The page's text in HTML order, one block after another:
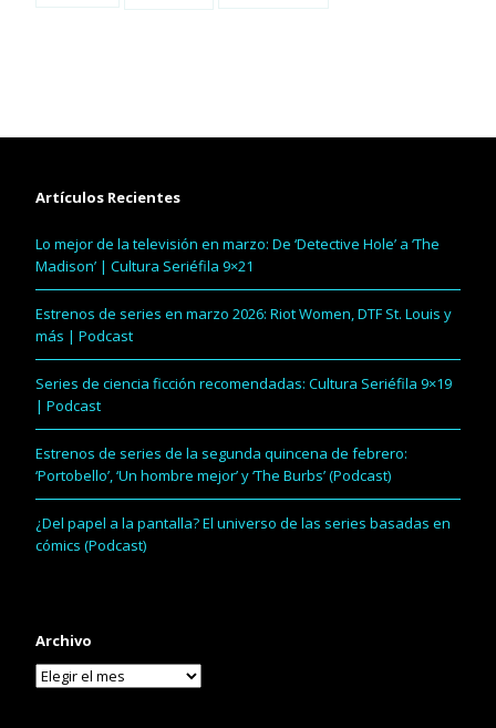
Artículos Recientes
Lo mejor de la televisión en marzo: De ‘Detective Hole’ a ‘The
Madison’ | Cultura Seriéfila 9×21
Estrenos de series en marzo 2026: Riot Women, DTF St. Louis y
más | Podcast
Series de ciencia ficción recomendadas: Cultura Seriéfila 9×19
| Podcast
Estrenos de series de la segunda quincena de febrero:
‘Portobello’, ‘Un hombre mejor’ y ‘The Burbs’ (Podcast)
¿Del papel a la pantalla? El universo de las series basadas en
cómics (Podcast)
Archivo